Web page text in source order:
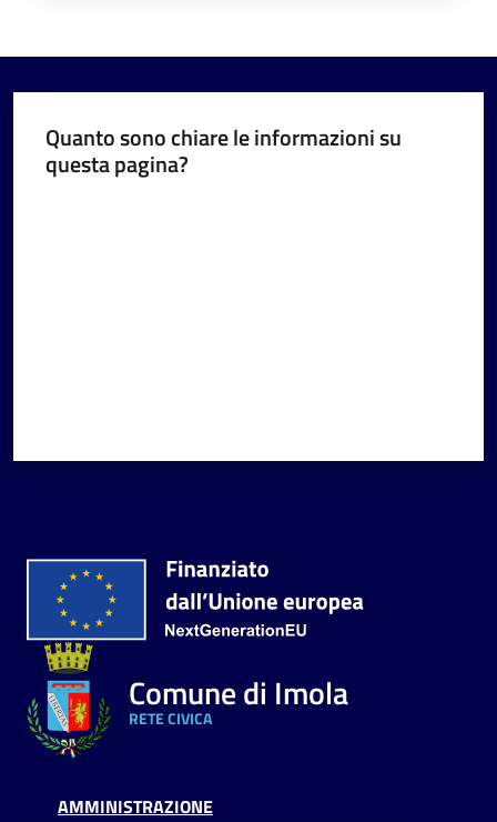
Quanto sono chiare le informazioni su
questa pagina?
Comune di Imola
RETE CIVICA
AMMINISTRAZIONE